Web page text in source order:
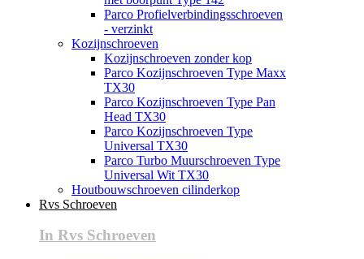
Parco Profielverbindingsschroeven
- verzinkt
Kozijnschroeven
Kozijnschroeven zonder kop
Parco Kozijnschroeven Type Maxx
TX30
Parco Kozijnschroeven Type Pan
Head TX30
Parco Kozijnschroeven Type
Universal TX30
Parco Turbo Muurschroeven Type
Universal Wit TX30
Houtbouwschroeven cilinderkop
Rvs Schroeven
In Rvs Schroeven